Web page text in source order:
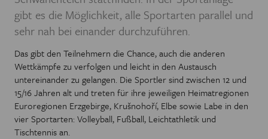
gibt es die Möglichkeit, alle Sportarten parallel und
sehr nah bei einander durchzuführen.
Das gibt den Teilnehmern die Chance, auch die anderen
Wettkämpfe zu verfolgen und leicht in den Austausch
untereinander zu gelangen. Die Sportler sind zwischen 12 und
15/16 Jahren alt und treten für ihre jeweiligen Heimatregionen
Euroregionen Erzgebirge, Krušnohoří, Elbe sowie Labe in den
vier Sportarten: Volleyball, Fußball, Leichtathletik und
Tischtennis an.